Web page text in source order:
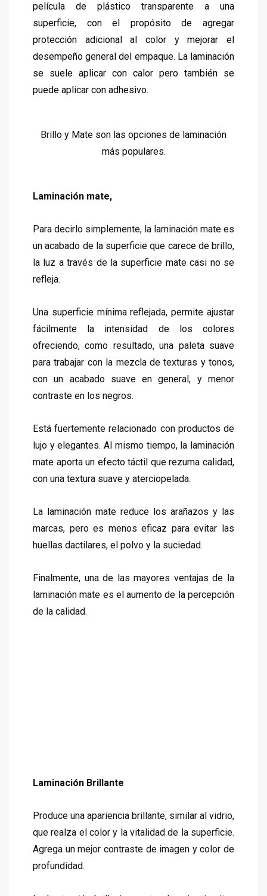
película de plástico transparente a una
superficie, con el propósito de agregar
protección adicional al color y mejorar el
desempeño general del empaque. La laminación
se suele aplicar con calor pero también se
puede aplicar con adhesivo.
Brillo y Mate son las opciones de laminación
más populares.
Laminación mate,
Para decirlo simplemente, la laminación mate es
un acabado de la superficie que carece de brillo,
la luz a través de la superficie mate casi no se
refleja.
Una superficie mínima reflejada, permite ajustar
fácilmente la intensidad de los colores
ofreciendo, como resultado, una paleta suave
para trabajar con la mezcla de texturas y tonos,
con un acabado suave en general, y menor
contraste en los negros.
Está fuertemente relacionado con productos de
lujo y elegantes. Al mismo tiempo, la laminación
mate aporta un efecto táctil que rezuma calidad,
con una textura suave y aterciopelada.
La laminación mate reduce los arañazos y las
marcas, pero es menos eficaz para evitar las
huellas dactilares, el polvo y la suciedad.
Finalmente, una de las mayores ventajas de la
laminación mate es el aumento de la percepción
de la calidad.
Laminación Brillante
Produce una apariencia brillante, similar al vidrio,
que realza el color y la vitalidad de la superficie.
Agrega un mejor contraste de imagen y color de
profundidad.